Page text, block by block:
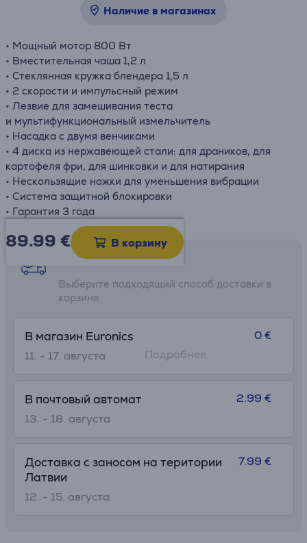
Наличие в магазинах
• Мощный мотор 800 Вт
• Вместительная чаша 1,2 л
• Стеклянная кружка блендера 1,5 л
• 2 скорости и импульсный режим
• Лезвие для замешивания теста
и мультифункциональный измельчитель
• Насадка с двумя венчиками
• 4 диска из нержавеющей стали: для драников, для
картофеля фри, для шинковки и для натирания
• Нескользящие ножки для уменьшения вибрации
• Система защитной блокировки
• Гарантия 3 года
89.99 € В корзину
Возможности доставки
Выберите подходящий способ доставки в
корзине
В магазин Euronics
11. - 17. августа
0 €
Подробнее
В почтовый автомат
13. - 18. августа
2.99 €
Доставка с заносом на територии
Латвии
12. - 15. августа
7.99 €